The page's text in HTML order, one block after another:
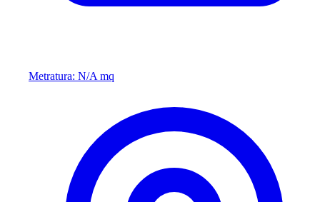
Metratura: N/A mq